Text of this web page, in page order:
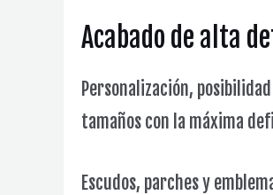
Acabado de alta
Personalización,
tamaños con la máxima
Escudos, parches y